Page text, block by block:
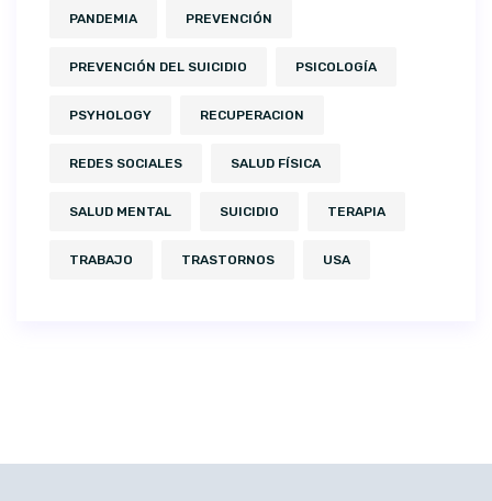
PANDEMIA PREVENCIÓN
PREVENCIÓN DEL SUICIDIO PSICOLOGÍA
PSYHOLOGY RECUPERACION
REDES SOCIALES SALUD FÍSICA
SALUD MENTAL SUICIDIO TERAPIA
TRABAJO TRASTORNOS USA